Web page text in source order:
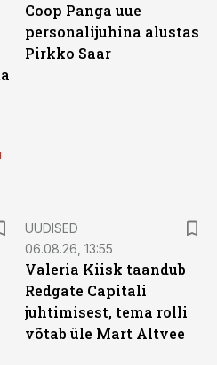
Coop Panga uue
personalijuhina alustas
Pirkko Saar
UUDISED
06.08.26, 13:55
Valeria Kiisk taandub
Redgate Capitali
juhtimisest, tema rolli
võtab üle Mart Altvee